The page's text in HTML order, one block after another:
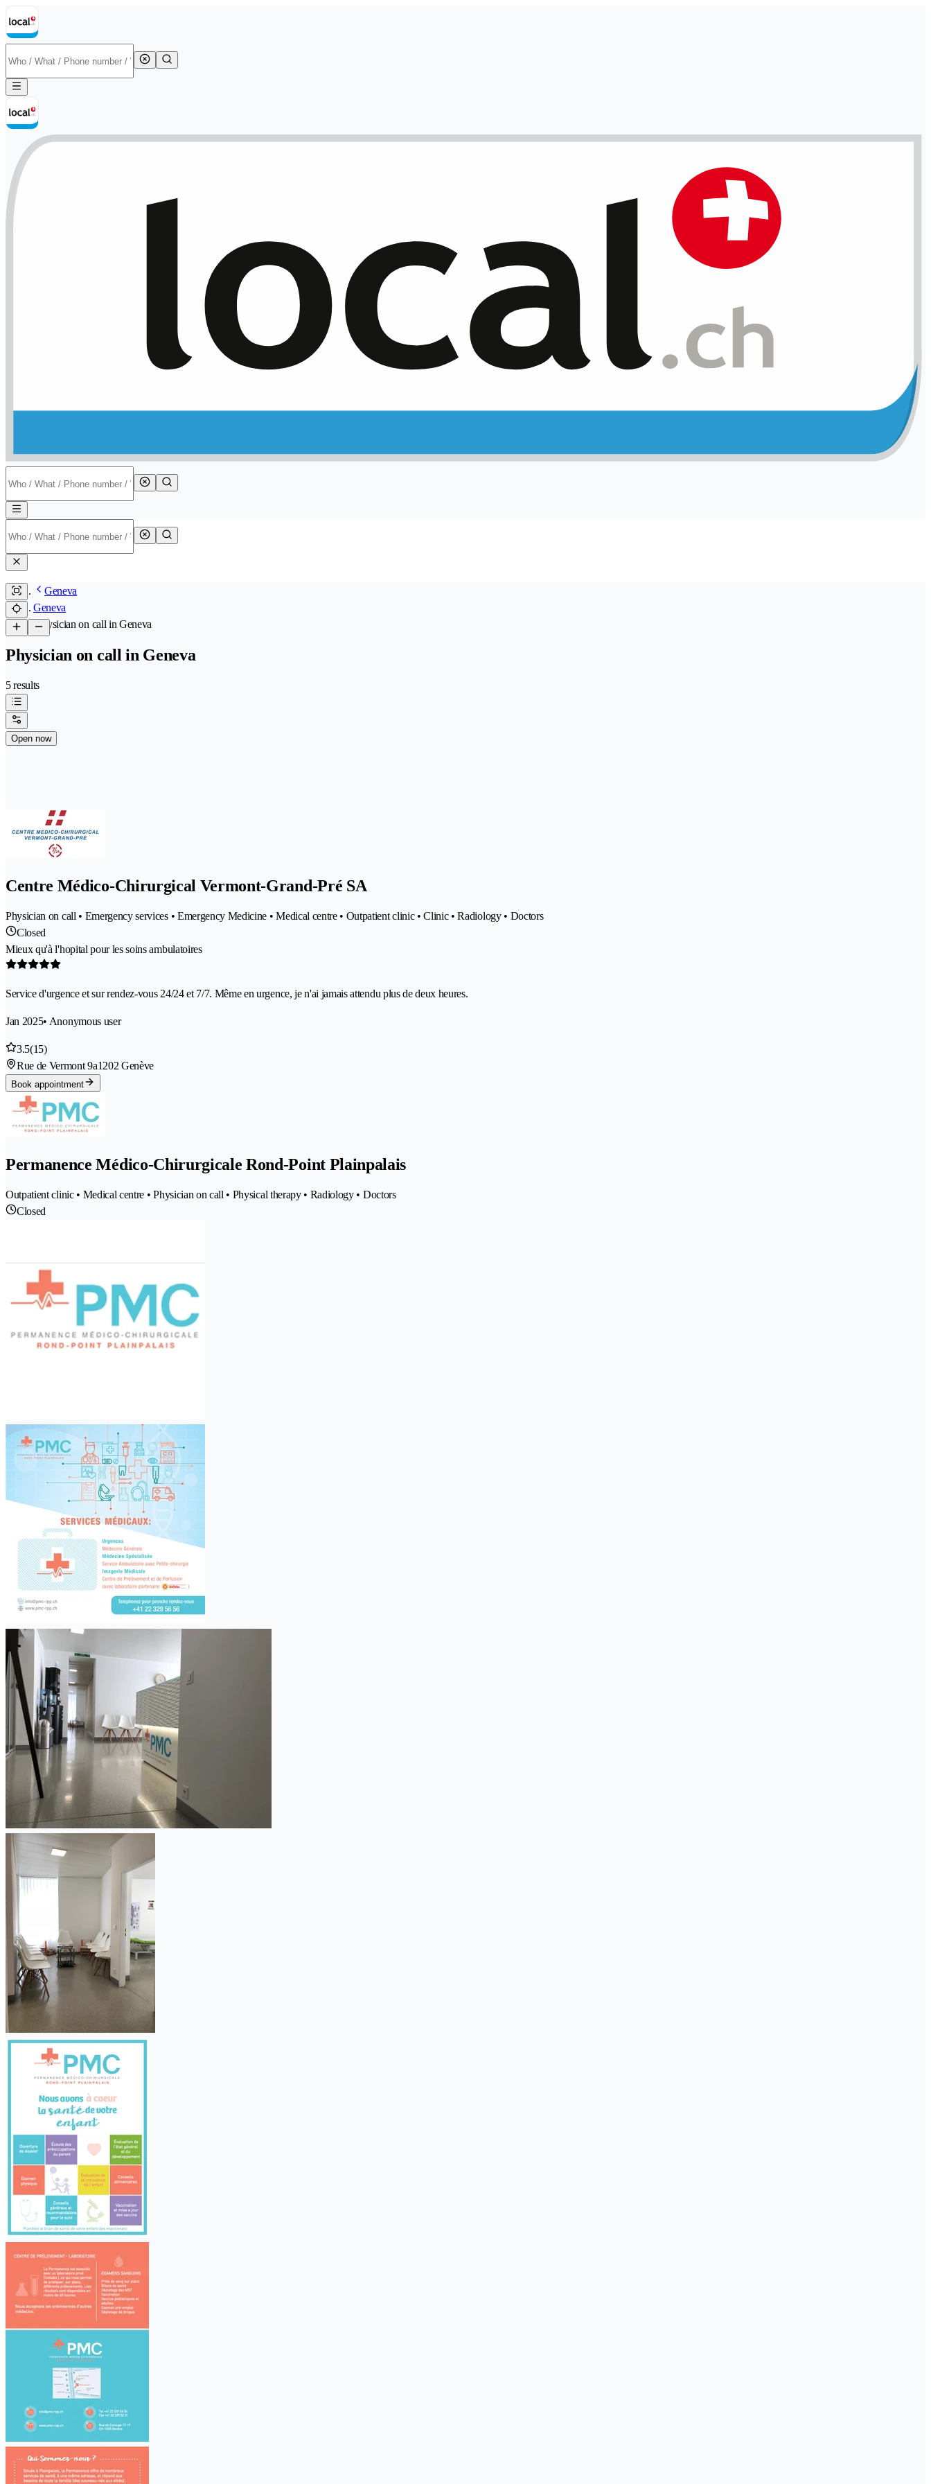
Geneva
Geneva
/Physician on call in Geneva
Physician on call in Geneva
5 results
Open now
Centre Médico-Chirurgical Vermont-Grand-Pré SA
Physician on call • Emergency services • Emergency Medicine • Medical centre • Outpatient clinic • Clinic • Radiology • Doctors
Closed
Mieux qu'à l'hopital pour les soins ambulatoires
Service d'urgence et sur rendez-vous 24/24 et 7/7. Même en urgence, je n'ai jamais attendu plus de deux heures.
Jan 2025• Anonymous user
3.5(15)
Rue de Vermont 9a1202 Genève
Book appointment
Permanence Médico-Chirurgicale Rond-Point Plainpalais
Outpatient clinic • Medical centre • Physician on call • Physical therapy • Radiology • Doctors
Closed